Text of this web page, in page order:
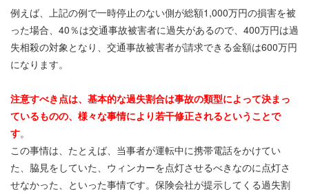
例えば、上記の例で一時停止のない側が総額1,000万円の損害を被
った場合、40％は交通事故被害者に過失があるので、400万円は過
失相殺の対象となり、交通事故被害者が請求できる金額は600万円
になります。
注意すべき点は、基本的な過失割合は事故の類型によって決まっ
ているものの、様々な事情により若干修正されるということで
す。
この事情は、たとえば、当事者が運転中に携帯電話をかけてい
た、脇見をしていた、ウィンカーを点灯させるべきなのに点灯さ
せなかった、といった事情です。保険会社が提示してくる過失割